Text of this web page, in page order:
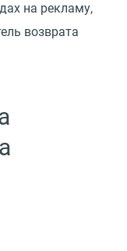
на рекламу,
возврата